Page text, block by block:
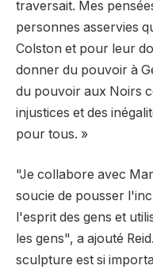
traversait. Mes
personnes asservies
Colston et pour leur
donner du pouvoir à
du pouvoir aux Noirs
injustices et des
pour tous. »
"Je collabore avec
soucie de pousser
l'esprit des gens et
les gens", a ajouté
sculpture est si